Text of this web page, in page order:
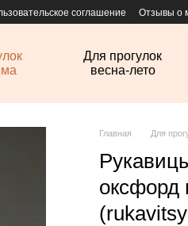
соглашение Отзывы о
Для прогулок
весна-лето
Главная Для